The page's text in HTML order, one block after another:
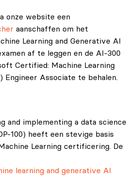
onze website een
aanschaffen om het
Learning and Generative AI
af te leggen en de AI-300
Certified: Machine Learning
Engineer Associate te behalen.
and implementing a data science
100) heeft een stevige basis
Learning certificering. De
learning and generative AI